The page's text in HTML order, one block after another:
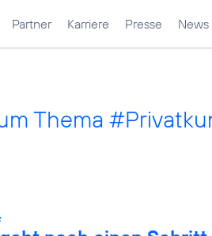
Partner Karriere Presse News
Thema